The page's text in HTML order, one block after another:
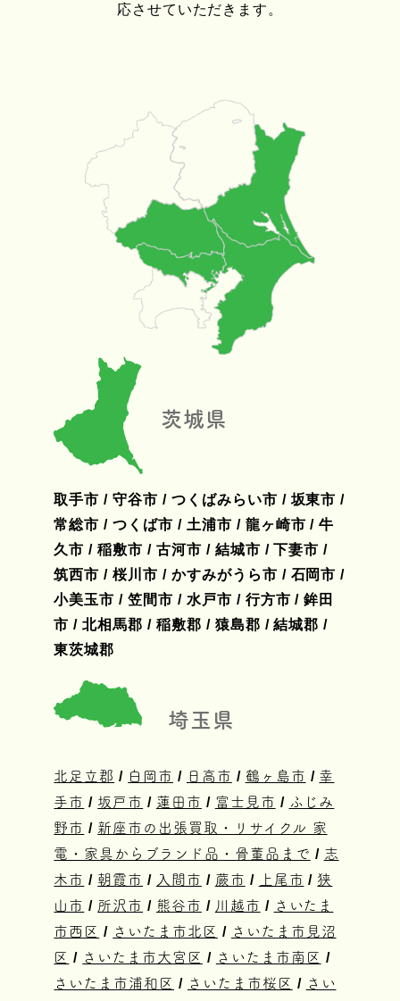
応させていただきます。
茨城県
取手市 / 守谷市 / つくばみらい市 / 坂東市 /
常総市 / つくば市 / 土浦市 / 龍ヶ崎市 / 牛
久市 / 稲敷市 / 古河市 / 結城市 / 下妻市 /
筑西市 / 桜川市 / かすみがうら市 / 石岡市 /
小美玉市 / 笠間市 / 水戸市 / 行方市 / 鉾田
市 / 北相馬郡 / 稲敷郡 / 猿島郡 / 結城郡 /
東茨城郡
埼玉県
北足立郡 / 白岡市 / 日高市 / 鶴ヶ島市 / 幸
手市 / 坂戸市 / 蓮田市 / 富士見市 / ふじみ
野市 / 新座市の出張買取・リサイクル 家
電・家具からブランド品・骨董品まで / 志
木市 / 朝霞市 / 入間市 / 蕨市 / 上尾市 / 狭
山市 / 所沢市 / 熊谷市 / 川越市 / さいたま
市西区 / さいたま市北区 / さいたま市見沼
区 / さいたま市大宮区 / さいたま市南区 /
さいたま市浦和区 / さいたま市桜区 / さい